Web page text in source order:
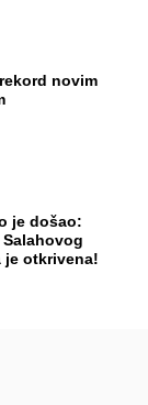
novim
je došao:
je otkrivena!